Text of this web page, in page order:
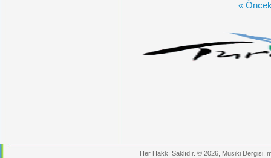
«
Her Hakkı Saklıdır. © 2026, Musiki